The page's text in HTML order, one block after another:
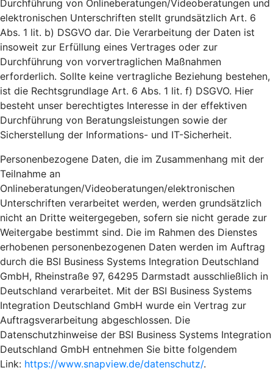
Durchführung von Onlineberatungen/Videoberatungen und
elektronischen Unterschriften stellt grundsätzlich Art. 6
Abs. 1 lit. b) DSGVO dar. Die Verarbeitung der Daten ist
insoweit zur Erfüllung eines Vertrages oder zur
Durchführung von vorvertraglichen Maßnahmen
erforderlich. Sollte keine vertragliche Beziehung bestehen,
ist die Rechtsgrundlage Art. 6 Abs. 1 lit. f) DSGVO. Hier
besteht unser berechtigtes Interesse in der effektiven
Durchführung von Beratungsleistungen sowie der
Sicherstellung der Informations- und IT-Sicherheit.
Personenbezogene Daten, die im Zusammenhang mit der
Teilnahme an
Onlineberatungen/Videoberatungen/elektronischen
Unterschriften verarbeitet werden, werden grundsätzlich
nicht an Dritte weitergegeben, sofern sie nicht gerade zur
Weitergabe bestimmt sind. Die im Rahmen des Dienstes
erhobenen personenbezogenen Daten werden im Auftrag
durch die BSI Business Systems Integration Deutschland
GmbH, Rheinstraße 97, 64295 Darmstadt ausschließlich in
Deutschland verarbeitet. Mit der BSI Business Systems
Integration Deutschland GmbH wurde ein Vertrag zur
Auftragsverarbeitung abgeschlossen. Die
Datenschutzhinweise der BSI Business Systems Integration
Deutschland GmbH entnehmen Sie bitte folgendem
Link: https://www.snapview.de/datenschutz/.